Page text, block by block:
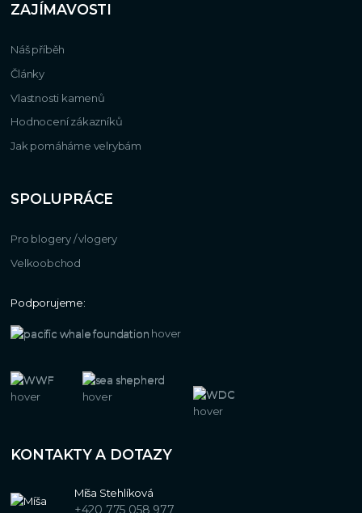
ZAJÍMAVOSTI
Náš příběh
Články
Vlastnosti kamenů
Hodnocení zákazníků
Jak pomáháme velrybám
SPOLUPRÁCE
Pro blogery / vlogery
Velkoobchod
Podporujeme:
KONTAKTY A DOTAZY
Míša Stehlíková
+420 775 058 977